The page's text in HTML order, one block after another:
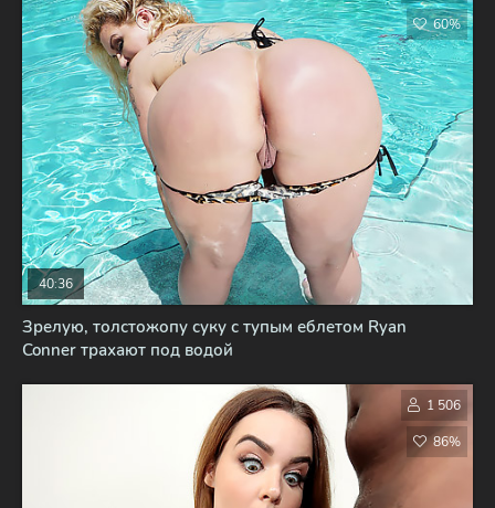
Зрелую, толстожопу суку с тупым еблетом Ryan
Conner трахают под водой
40:36
60%
1 506
86%